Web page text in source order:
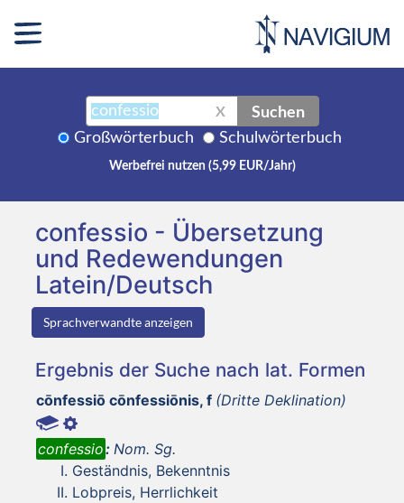
X Suchen
Großwörterbuch Schulwörterbuch
Werbefrei nutzen (5,99 EUR/Jahr)
confessio - Übersetzung
und Redewendungen
Latein/Deutsch
Sprachverwandte anzeigen
Ergebnis der Suche nach lat. Formen
cōnfessiō cōnfessiōnis, f (Dritte Deklination)
confessio: Nom. Sg.
Geständnis, Bekenntnis
Lobpreis, Herrlichkeit